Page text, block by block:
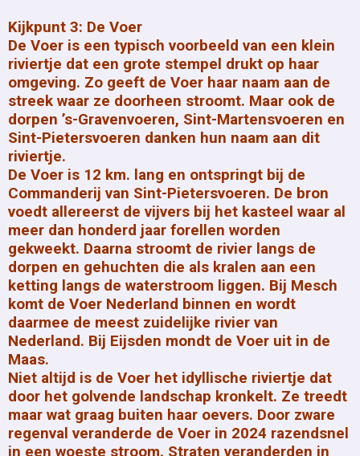
Kijkpunt 3: De Voer
De Voer is een typisch voorbeeld van een klein
riviertje dat een grote stempel drukt op haar
omgeving. Zo geeft de Voer haar naam aan de
streek waar ze doorheen stroomt. Maar ook de
dorpen ’s-Gravenvoeren, Sint-Martensvoeren en
Sint-Pietersvoeren danken hun naam aan dit
riviertje.
De Voer is 12 km. lang en ontspringt bij de
Commanderij van Sint-Pietersvoeren. De bron
voedt allereerst de vijvers bij het kasteel waar al
meer dan honderd jaar forellen worden
gekweekt. Daarna stroomt de rivier langs de
dorpen en gehuchten die als kralen aan een
ketting langs de waterstroom liggen. Bij Mesch
komt de Voer Nederland binnen en wordt
daarmee de meest zuidelijke rivier van
Nederland. Bij Eijsden mondt de Voer uit in de
Maas.
Niet altijd is de Voer het idyllische riviertje dat
door het golvende landschap kronkelt. Ze treedt
maar wat graag buiten haar oevers. Door zware
regenval veranderde de Voer in 2024 razendsnel
in een woeste stroom. Straten veranderden in